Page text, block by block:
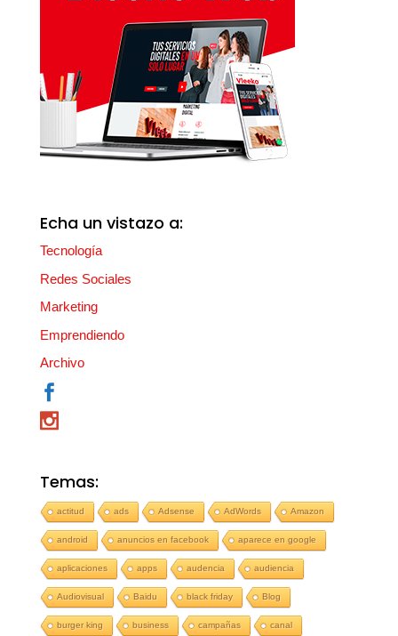
Echa un vistazo a:
Tecnología
Redes Sociales
Marketing
Emprendiendo
Archivo
Temas:
actitud ads Adsense AdWords Amazon
android anuncios en facebook aparece en google
aplicaciones apps audencia audiencia
Audiovisual Baidu black friday Blog
burger king business campañas canal